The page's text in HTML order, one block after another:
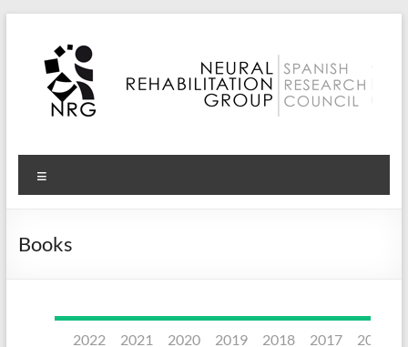
content
Neural
Rehabilitation
Group
Books
2022 2021 2020 2019 2018 2017 2016